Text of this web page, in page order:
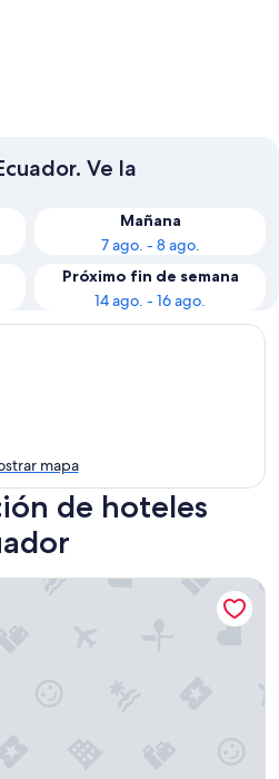
Ve la
Mañana
7 ago. - 8 ago.
Próximo fin de semana
14 ago. - 16 ago.
mapa
de hoteles